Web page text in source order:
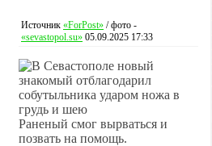
Источник «ForPost» / фото -
«sevastopol.su» 05.09.2025 17:33
Раненый смог вырваться и
позвать на помощь.